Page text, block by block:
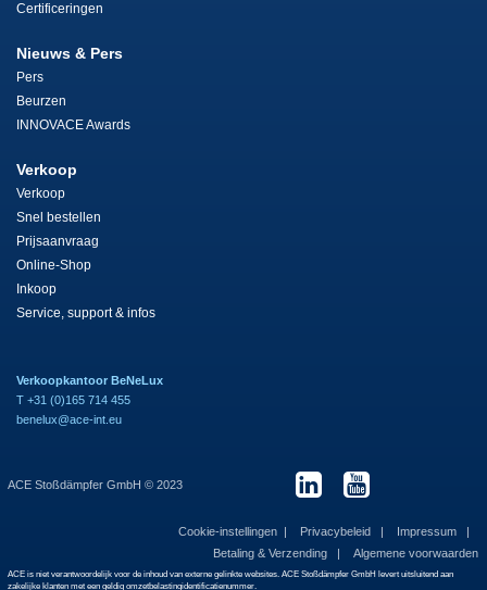
Certificeringen
Nieuws & Pers
Pers
Beurzen
INNOVACE Awards
Verkoop
Verkoop
Snel bestellen
Prijsaanvraag
Online-Shop
Inkoop
Service, support & infos
Verkoopkantoor BeNeLux
T +31 (0)165 714 455
benelux@ace-int.eu
ACE Stoßdämpfer GmbH © 2023
Cookie-instellingen Privacybeleid
Impressum
Betaling & Verzending
Algemene voorwaarden
ACE is niet verantwoordelijk voor de inhoud van externe gelinkte websites. ACE Stoßdämpfer GmbH levert uitsluitend aan
zakelijke klanten met een geldig omzetbelastingidentificatienummer.